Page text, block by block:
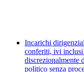
Incarichi
conferiti, ivi
discrezionalmente
politico senza